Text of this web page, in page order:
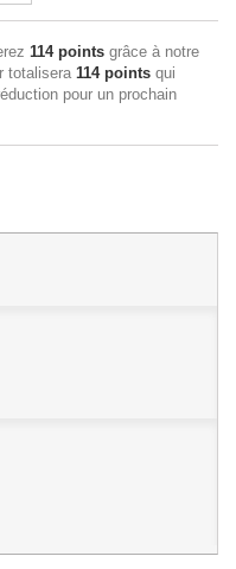
114 points grâce à notre
totalisera 114 points qui
pour un prochain